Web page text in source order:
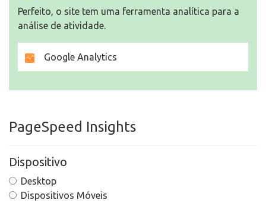
Perfeito, o site tem uma ferramenta analítica para a
análise de atividade.
Google Analytics
PageSpeed Insights
Dispositivo
Desktop
Dispositivos Móveis